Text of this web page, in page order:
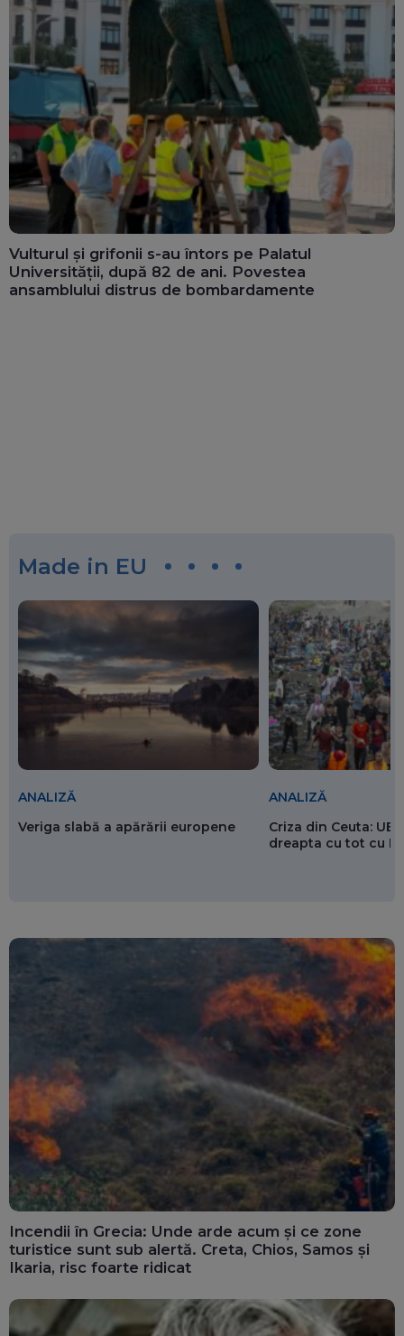
Vulturul și grifonii s-au întors pe Palatul
Universității, după 82 de ani. Povestea
ansamblului distrus de bombardamente
Made in EU
ANALIZĂ
Veriga slabă a apărării europene
ANALIZĂ
Criza din Ceuta: UE
dreapta cu tot cu
Incendii în Grecia: Unde arde acum și ce zone
turistice sunt sub alertă. Creta, Chios, Samos și
Ikaria, risc foarte ridicat